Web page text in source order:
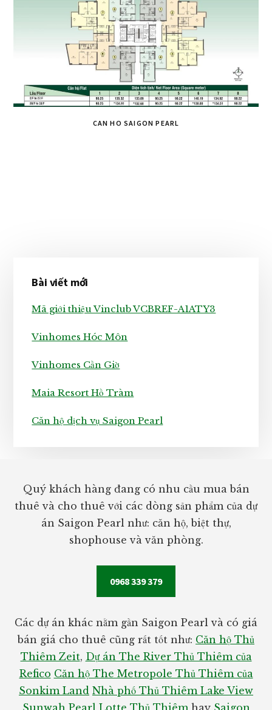
CAN HO SAIGON PEARL
chính
Bài viết mới
Mã giới thiệu Vinclub VCBREF-A1ATY3
Vinhomes Hóc Môn
Vinhomes Cần Giờ
Maia Resort Hồ Tràm
Căn hộ dịch vụ Saigon Pearl
Quý khách hàng đang có nhu cầu mua bán
thuê và cho thuê với các dòng sản phẩm của dự
án Saigon Pearl như: căn hộ, biệt thự,
shophouse và văn phòng.
0968 339 379
Các dự án khác nằm gần Saigon Pearl và có giá
bán giá cho thuê cũng rất tốt như: Căn hộ Thủ
Thiêm Zeit, Dự án The River Thủ Thiêm của
Refico Căn hộ The Metropole Thủ Thiêm của
Sonkim Land Nhà phố Thủ Thiêm Lake View